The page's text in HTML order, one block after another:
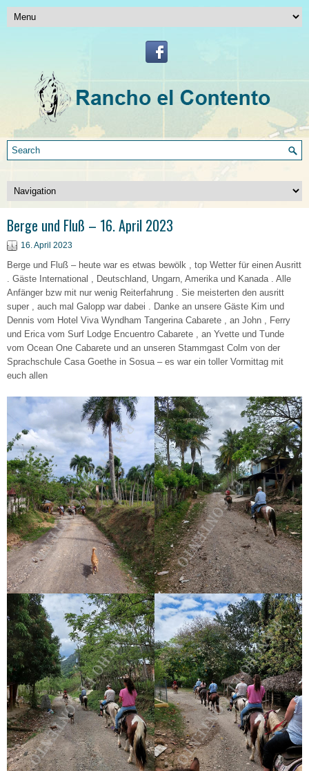
Berge und Fluß – 16. April 2023
16. April 2023
Berge und Fluß – heute war es etwas bewölk , top Wetter für einen Ausritt
. Gäste International , Deutschland, Ungarn, Amerika und Kanada . Alle
Anfänger bzw mit nur wenig Reiterfahrung . Sie meisterten den ausritt
super , auch mal Galopp war dabei . Danke an unsere Gäste Kim und
Dennis vom Hotel Viva Wyndham Tangerina Cabarete , an John , Ferry
und Erica vom Surf Lodge Encuentro Cabarete , an Yvette und Tunde
vom Ocean One Cabarete und an unseren Stammgast Colm von der
Sprachschule Casa Goethe in Sosua – es war ein toller Vormittag mit
euch allen